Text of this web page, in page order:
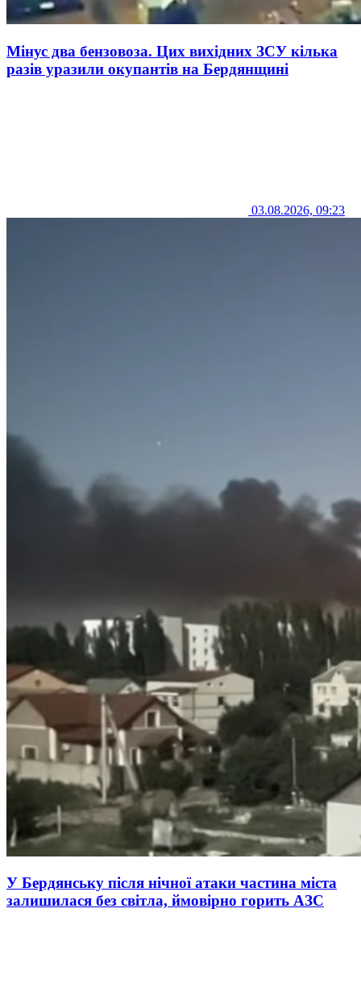
Мінус два бензовоза. Цих вихідних ЗСУ кілька
разів уразили окупантів на Бердянщині
03.08.2026, 09:23
У Бердянську після нічної атаки частина міста
залишилася без світла, ймовірно горить АЗС